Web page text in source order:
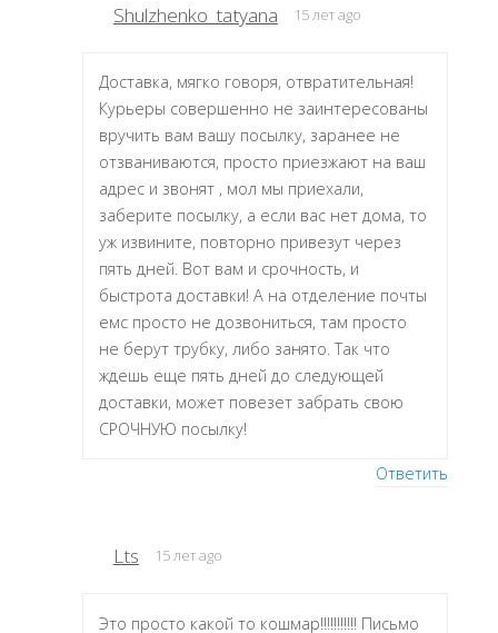
Shulzhenko_tatyana 15 лет ago
Доставка, мягко говоря, отвратительная!
Курьеры совершенно не заинтересованы
вручить вам вашу посылку, заранее не
отзваниваются, просто приезжают на ваш
адрес и звонят , мол мы приехали,
заберите посылку, а если вас нет дома, то
уж извините, повторно привезут через
пять дней. Вот вам и срочность, и
быстрота доставки! А на отделение почты
емс просто не дозвониться, там просто
не берут трубку, либо занято. Так что
ждешь еще пять дней до следующей
доставки, может повезет забрать свою
СРОЧНУЮ посылку!
Ответить
Lts 15 лет ago
Это просто какой то кошмар!!!!!!!!!!! Письмо